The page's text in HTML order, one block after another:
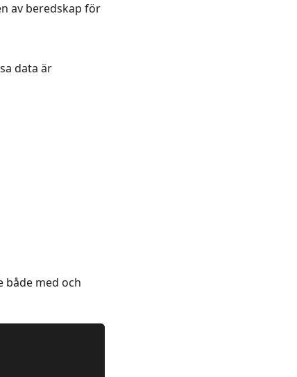
av beredskap för
data är
både med och